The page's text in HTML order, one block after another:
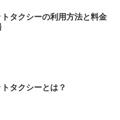
タクシーの利用方法と料金
タクシーとは？